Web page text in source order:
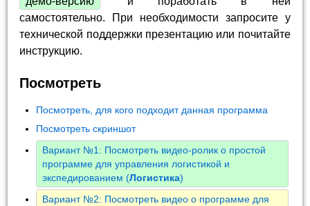
самостоятельно. При необходимости запросите у
технической поддержки презентацию или почитайте
инструкцию.
Посмотреть
Посмотреть, для кого подходит данная программа
Посмотреть скриншот
Вариант №1: Посмотреть видео-ролик о простой
программе для управления логистикой и
экспедированием (Логистика)
Вариант №2: Посмотреть видео о программе для